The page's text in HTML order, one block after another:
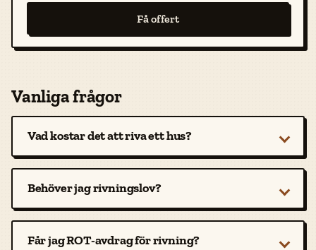
Få offert
Vanliga frågor
Vad kostar det att riva ett hus?
Behöver jag rivningslov?
Får jag ROT-avdrag för rivning?